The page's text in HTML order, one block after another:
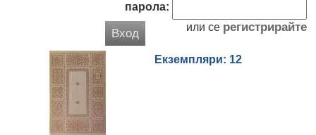
парола:
Вход или се регистрирайте
Екземпляри: 12